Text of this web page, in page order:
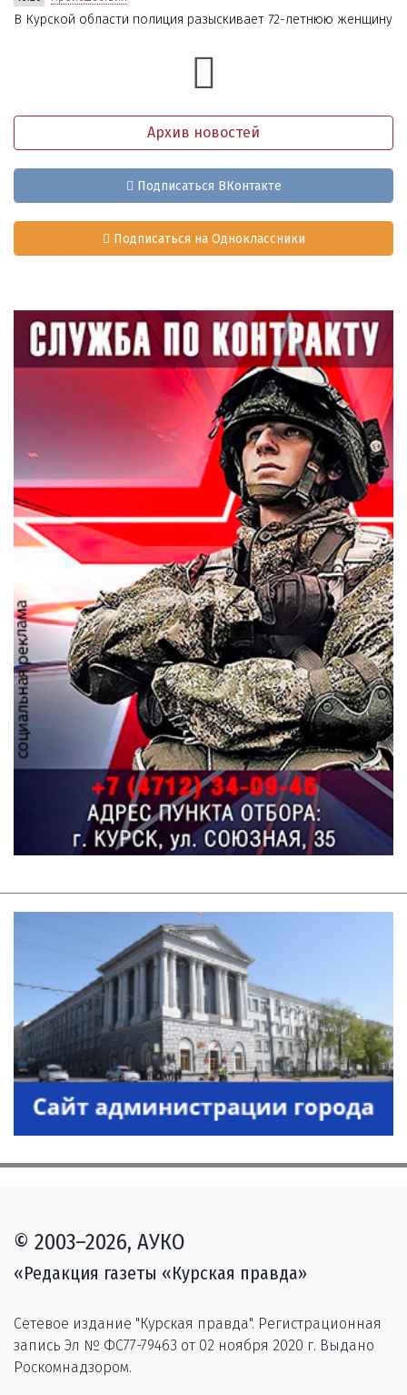
В Курской области полиция разыскивает 72-летнюю женщину
Архив новостей
Подписаться ВКонтакте
Подписаться на Одноклассники
© 2003–2026, АУКО
«Редакция газеты «Курская правда»
Сетевое издание "Курская правда". Регистрационная
запись Эл № ФС77-79463 от 02 ноября 2020 г. Выдано
Роскомнадзором.